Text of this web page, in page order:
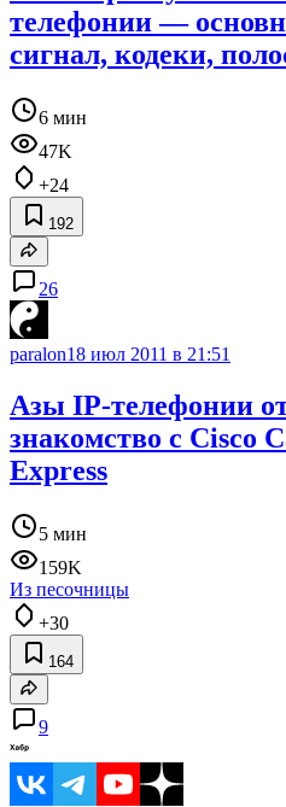
телефонии —
сигнал, кодеки,
6 мин
47K
+24
192
26
paralon18 июл 2011 в 21:51
Азы IP-телефонии
знакомство с Cisco
Express
5 мин
159K
Из песочницы
+30
164
9